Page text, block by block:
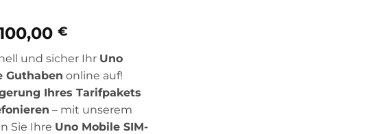
€
bis
100,00 €
und sicher Ihr Uno
Guthaben online auf!
Ihres Tarifpakets
– mit unserem
Sie Ihre Uno Mobile SIM-